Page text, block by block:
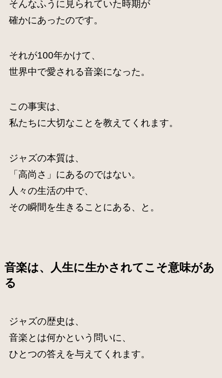
そんなふうに見られていた時期が
確かにあったのです。
それが100年かけて、
世界中で愛される音楽になった。
この事実は、
私たちに大切なことを教えてくれます。
ジャズの本質は、
「高尚さ」にあるのではない。
人々の生活の中で、
その瞬間を生きることにある、と。
音楽は、人生に生かされてこそ意味があ
る
ジャズの歴史は、
音楽とは何かという問いに、
ひとつの答えを与えてくれます。